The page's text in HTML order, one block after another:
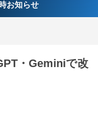
お知らせ
・Geminiで改